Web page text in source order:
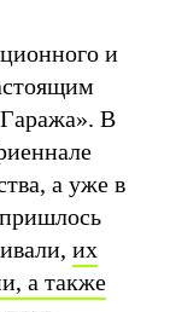
и
В
а уже в
их
а также